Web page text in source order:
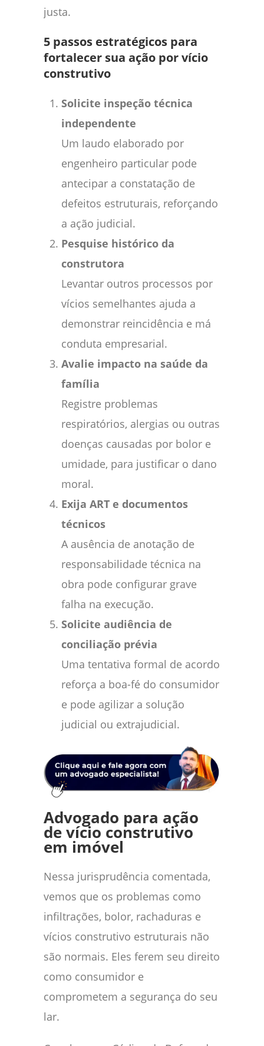
justa.
5 passos estratégicos para
fortalecer sua ação por vício
construtivo
Solicite inspeção técnica
independente
Um laudo elaborado por
engenheiro particular pode
antecipar a constatação de
defeitos estruturais, reforçando
a ação judicial.
Pesquise histórico da
construtora
Levantar outros processos por
vícios semelhantes ajuda a
demonstrar reincidência e má
conduta empresarial.
Avalie impacto na saúde da
família
Registre problemas
respiratórios, alergias ou outras
doenças causadas por bolor e
umidade, para justificar o dano
moral.
Exija ART e documentos
técnicos
A ausência de anotação de
responsabilidade técnica na
obra pode configurar grave
falha na execução.
Solicite audiência de
conciliação prévia
Uma tentativa formal de acordo
reforça a boa-fé do consumidor
e pode agilizar a solução
judicial ou extrajudicial.
Advogado para ação
de vício construtivo
em imóvel
Nessa jurisprudência comentada,
vemos que os problemas como
infiltrações, bolor, rachaduras e
vícios construtivo estruturais não
são normais. Eles ferem seu direito
como consumidor e
comprometem a segurança do seu
lar.